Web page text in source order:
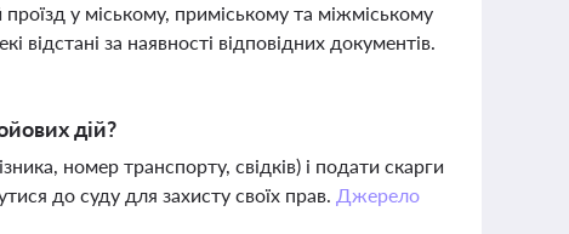
у міському, приміському та міжміському
відстані за наявності відповідних документів.
дій?
номер транспорту, свідків) і подати скарги
до суду для захисту своїх прав. Джерело